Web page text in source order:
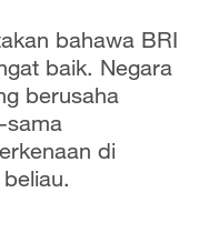
bahawa BRI
baik. Negara
berusaha
sama
di